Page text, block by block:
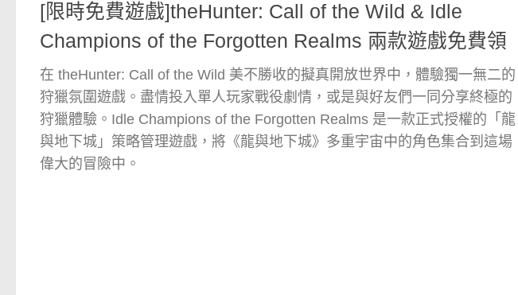
[限時免費遊戲]theHunter: Call of the Wild & Idle
Champions of the Forgotten Realms 兩款遊戲免費領
在 theHunter: Call of the Wild 美不勝收的擬真開放世界中，體驗獨一無二的
狩獵氛圍遊戲。盡情投入單人玩家戰役劇情，或是與好友們一同分享終極的
狩獵體驗。Idle Champions of the Forgotten Realms 是一款正式授權的「龍
與地下城」策略管理遊戲，將《龍與地下城》多重宇宙中的角色集合到這場
偉大的冒險中。